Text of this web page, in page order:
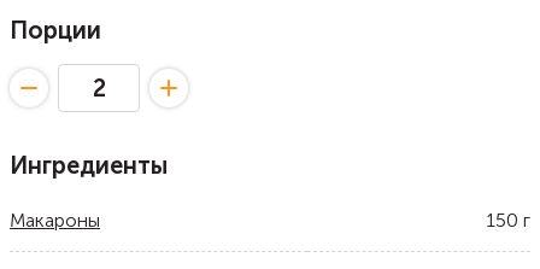
Порции
Ингредиенты
Макароны 150 г